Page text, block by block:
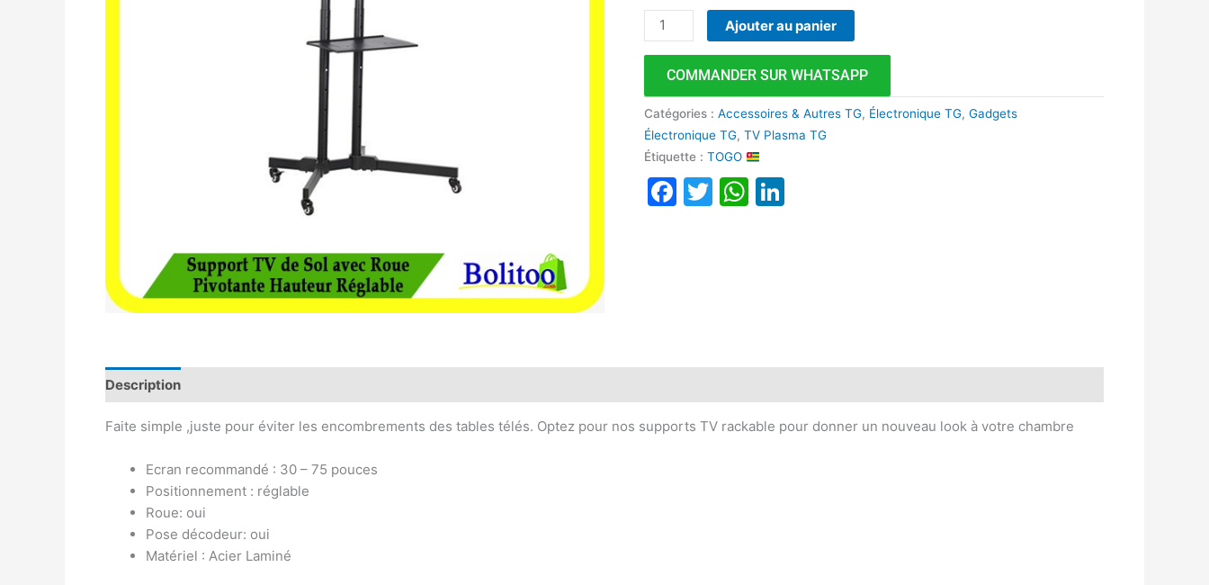
Hauteur
Réglable
Ajouter au panier
COMMANDER SUR WHATSAPP
Catégories :Accessoires & Autres TG, Électronique TG,Gadgets
Électronique TG,TV Plasma TG
Étiquette :TOGO
Facebook
TwitterWhatsApp
Description
Faite simple ,juste pour éviter les encombrements des tables télés. Optez pour nos supports TV rackable pour donner un nouveau look à votre chambre
Ecran recommandé : 30 – 75 pouces
Positionnement : réglable
Roue: oui
Pose décodeur: oui
Matériel : Acier Laminé